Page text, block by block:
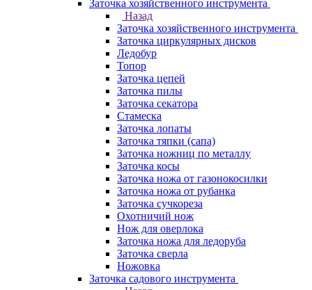
Заточка хозяйственного инструмента
Назад
Заточка хозяйственного инструмента
Заточка циркулярных дисков
Ледобур
Топор
Заточка цепей
Заточка пилы
Заточка секатора
Стамеска
Заточка лопаты
Заточка тяпки (сапа)
Заточка ножниц по металлу
Заточка косы
Заточка ножа от газонокосилки
Заточка ножа от рубанка
Заточка сучкореза
Охотничий нож
Нож для оверлока
Заточка ножа для ледоруба
Заточка сверла
Ножовка
Заточка садового инструмента